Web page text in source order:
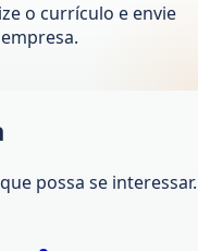
o currículo e envie
possa se interessar.